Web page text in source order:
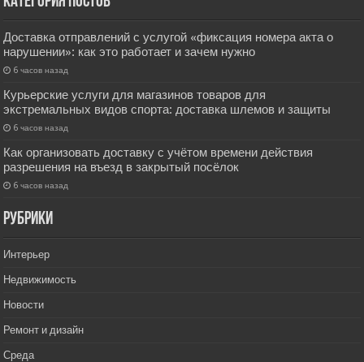
Доставка отправлений с услугой «фиксация номера акта о
нарушении»: как это работает и зачем нужно
6 часов назад
Курьерские услуги для магазинов товаров для
экстремальных видов спорта: доставка шлемов и защиты
6 часов назад
Как организовать доставку с учётом времени действия
разрешения на въезд в закрытый посёлок
6 часов назад
РУбрики
Интерьер
Недвижимость
Новости
Ремонт и дизайн
Среда